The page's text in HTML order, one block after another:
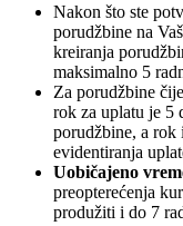
Nakon što ste
porudžbine na
kreiranja
maksimalno 5
Za porudžbine
rok za uplatu je 5
porudžbine, a rok
evidentiranja
Uobičajeno
preopterećenja
produžiti i do 7